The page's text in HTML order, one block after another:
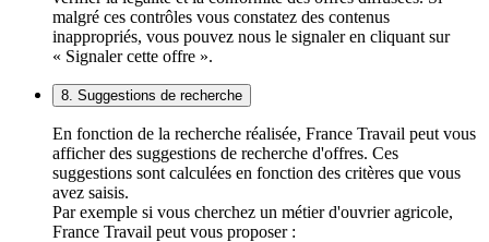
malgré ces contrôles vous constatez des contenus
inappropriés, vous pouvez nous le signaler en cliquant sur
« Signaler cette offre ».
8. Suggestions de recherche
En fonction de la recherche réalisée, France Travail peut vous
afficher des suggestions de recherche d'offres. Ces
suggestions sont calculées en fonction des critères que vous
avez saisis.
Par exemple si vous cherchez un métier d'ouvrier agricole,
France Travail peut vous proposer :